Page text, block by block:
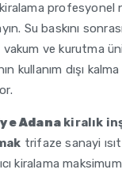
profesyonel
Su baskını
ve kurutma
kullanım dışı
Adana kiralık
trifaze sanayi
kiralama